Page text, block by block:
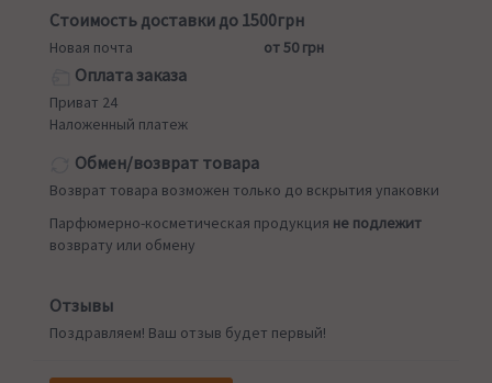
Стоимость доставки до 1500грн
Новая почта от 50 грн
Оплата заказа
Приват 24
Наложенный платеж
Обмен/возврат товара
Возврат товара возможен только до вскрытия упаковки
Парфюмерно-косметическая продукция не подлежит
возврату или обмену
Отзывы
Поздравляем! Ваш отзыв будет первый!